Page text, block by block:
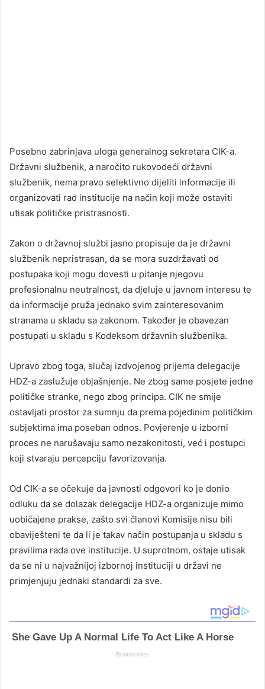
Posebno zabrinjava uloga generalnog sekretara CIK-a.
Državni službenik, a naročito rukovodeći državni
službenik, nema pravo selektivno dijeliti informacije ili
organizovati rad institucije na način koji može ostaviti
utisak političke pristrasnosti.
Zakon o državnoj službi jasno propisuje da je državni
službenik nepristrasan, da se mora suzdržavati od
postupaka koji mogu dovesti u pitanje njegovu
profesionalnu neutralnost, da djeluje u javnom interesu te
da informacije pruža jednako svim zainteresovanim
stranama u skladu sa zakonom. Također je obavezan
postupati u skladu s Kodeksom državnih službenika.
Upravo zbog toga, slučaj izdvojenog prijema delegacije
HDZ-a zaslužuje objašnjenje. Ne zbog same posjete jedne
političke stranke, nego zbog principa. CIK ne smije
ostavljati prostor za sumnju da prema pojedinim političkim
subjektima ima poseban odnos. Povjerenje u izborni
proces ne narušavaju samo nezakonitosti, već i postupci
koji stvaraju percepciju favorizovanja.
Od CIK-a se očekuje da javnosti odgovori ko je donio
odluku da se dolazak delegacije HDZ-a organizuje mimo
uobičajene prakse, zašto svi članovi Komisije nisu bili
obaviješteni te da li je takav način postupanja u skladu s
pravilima rada ove institucije. U suprotnom, ostaje utisak
da se ni u najvažnijoj izbornoj instituciji u državi ne
primjenjuju jednaki standardi za sve.